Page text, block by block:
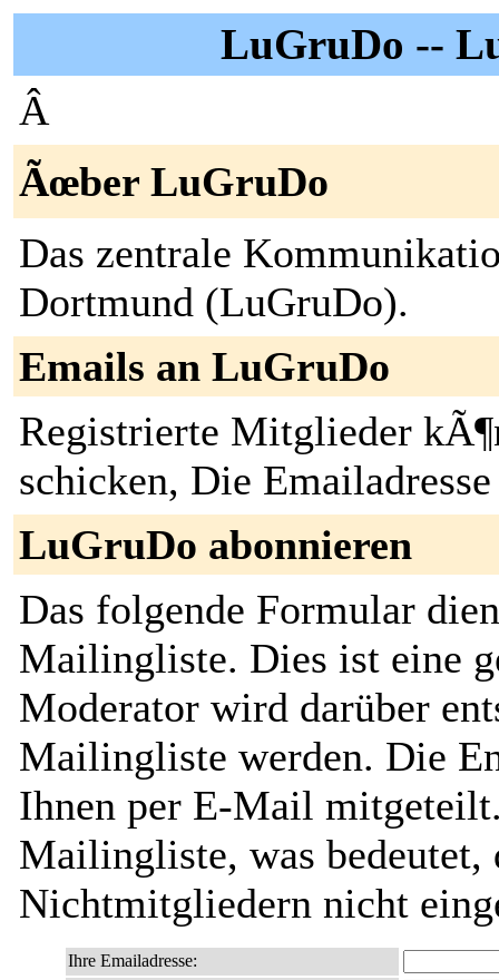
LuGruDo --
Â
Ãœber LuGruDo
Das zentrale
Dortmund (LuGruDo).
Emails an LuGruDo
Registrierte Mitglieder
schicken, Die
LuGruDo abonnieren
Das folgende Formular
Mailingliste. Dies ist eine
Moderator wird darüber
Mailingliste werden. Die
Ihnen per E-Mail
Mailingliste, was bedeutet,
Nichtmitgliedern nicht
Ihre Emailadresse: